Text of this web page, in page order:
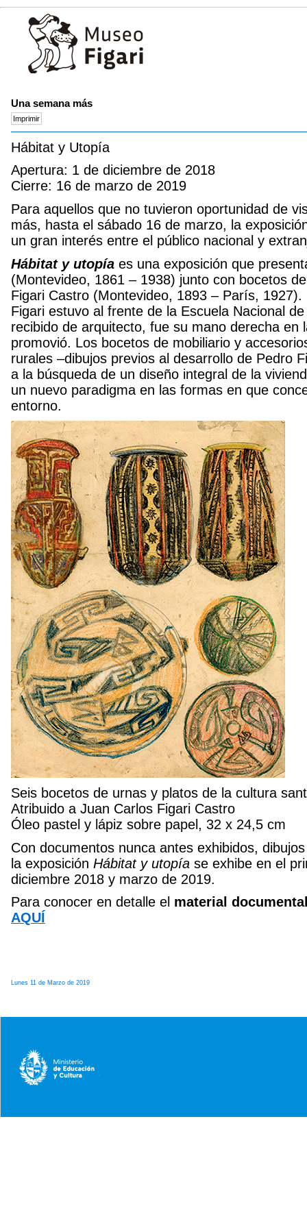
Una semana más
Hábitat y Utopía
Apertura: 1 de diciembre de 2018
Cierre: 16 de marzo de 2019
Para aquellos que no tuvieron oportunidad de
más, hasta el sábado 16 de marzo, la
un gran interés entre el público nacional y
Hábitat y utopía es una exposición que
(Montevideo, 1861 – 1938) junto con bocetos
Figari Castro (Montevideo, 1893 – París,
Figari estuvo al frente de la Escuela Nacional
recibido de arquitecto, fue su mano derecha
promovió. Los bocetos de mobiliario y
rurales –dibujos previos al desarrollo de Pedro
a la búsqueda de un diseño integral de la
un nuevo paradigma en las formas en que
entorno.
Seis bocetos de urnas y platos de la cultura
Atribuido a Juan Carlos Figari Castro
Óleo pastel y lápiz sobre papel, 32 x 24,5 cm
Con documentos nunca antes exhibidos,
la exposición Hábitat y utopía se exhibe en el
diciembre 2018 y marzo de 2019.
Para conocer en detalle el material
AQUÍ
Lunes 11 de Marzo de 2019